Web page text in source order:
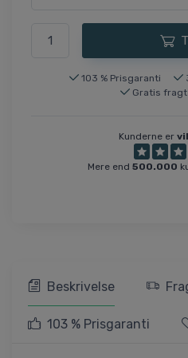
103 % Prisgaranti
Gratis
Kunderne er
Mere end 500.000
Beskrivelse
103 % Prisgaranti